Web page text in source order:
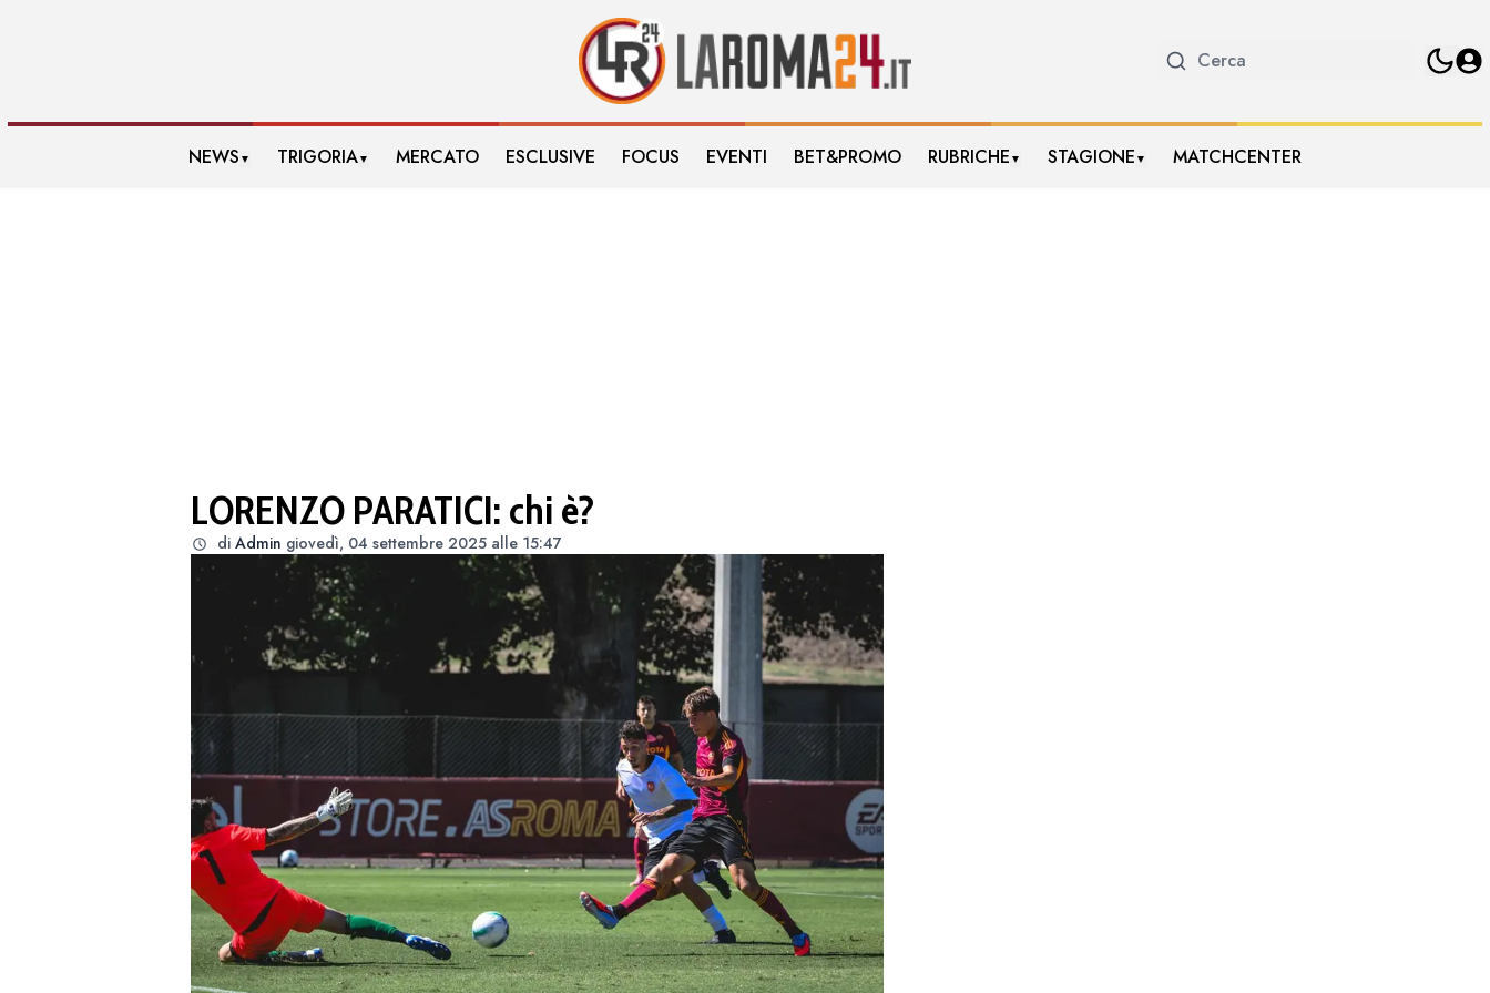
NEWS ▼ TRIGORIA▼ MERCATO ESCLUSIVE FOCUS EVENTI BET&PROMO RUBRICHE ▼ STAGIONE ▼ MATCHCENTER
LORENZO PARATICI: chi è?
di Admin giovedì, 04 settembre 2025 alle 15:47